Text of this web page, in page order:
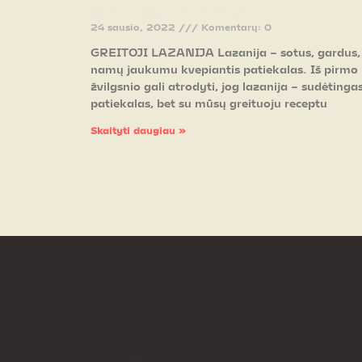
24 sausio, 2022 Komentarų: 0
GREITOJI LAZANIJA Lazanija – sotus, gardus,
namų jaukumu kvepiantis patiekalas. Iš pirmo
žvilgsnio gali atrodyti, jog lazanija –
patiekalas, bet su mūsų greituoju receptu
Skaityti daugiau »